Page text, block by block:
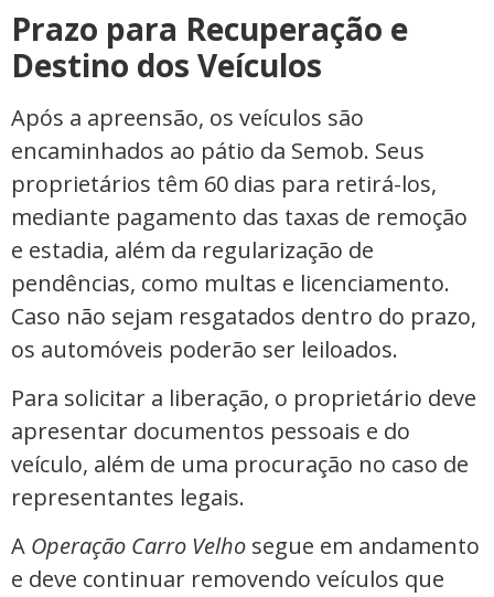
Prazo para Recuperação e
Destino dos Veículos
Após a apreensão, os veículos são
encaminhados ao pátio da Semob. Seus
proprietários têm 60 dias para retirá-los,
mediante pagamento das taxas de remoção
e estadia, além da regularização de
pendências, como multas e licenciamento.
Caso não sejam resgatados dentro do prazo,
os automóveis poderão ser leiloados.
Para solicitar a liberação, o proprietário deve
apresentar documentos pessoais e do
veículo, além de uma procuração no caso de
representantes legais.
A Operação Carro Velho segue em andamento
e deve continuar removendo veículos que